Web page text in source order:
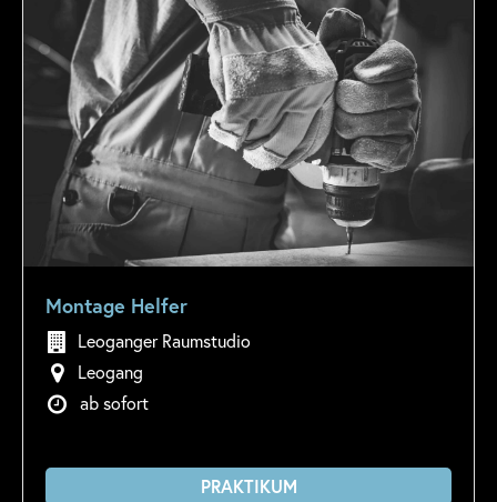
Montage Helfer
Leoganger Raumstudio
Leogang
ab sofort
PRAKTIKUM